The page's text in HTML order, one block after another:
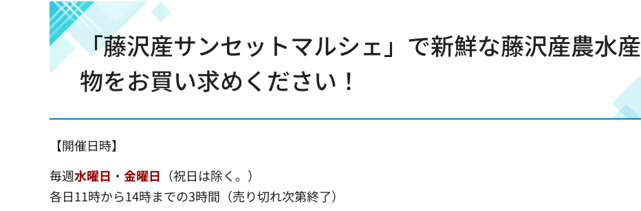
「藤沢産サンセットマルシェ」で新鮮な藤沢産農水産
物をお買い求めください！
【開催日時】
毎週水曜日 ・ 金曜日 （祝日は除く。）
各日11時から14時までの3時間（売り切れ次第終了）